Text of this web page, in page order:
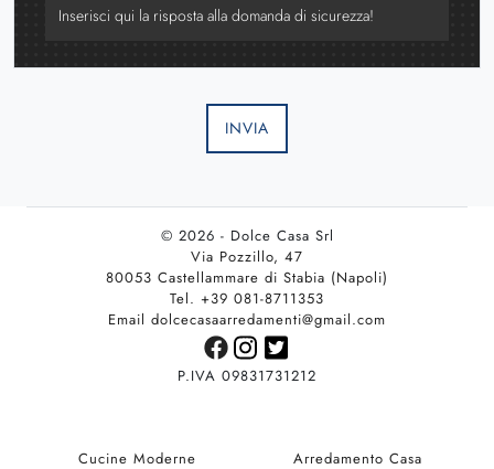
INVIA
© 2026 - Dolce Casa Srl
Via Pozzillo, 47
80053 Castellammare di Stabia (Napoli)
Tel. +39 081-8711353
Email dolcecasaarredamenti@gmail.com
P.IVA 09831731212
Cucine Moderne Arredamento Casa